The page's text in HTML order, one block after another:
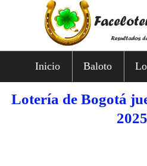
Inicio Baloto
Lotería de Bogotá
2025